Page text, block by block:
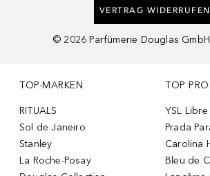
VERTRAG WIDERRUFEN
© 2026 Parfümerie Douglas
TOP-MARKEN
RITUALS
Sol de Janeiro
Stanley
La Roche-Posay
TOP
YSL Libre
Prada
Carolina
Bleu de